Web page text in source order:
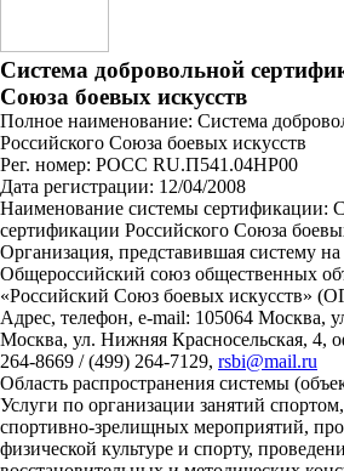
Система добровольной
Союза боевых искусств
Полное наименование: Система
Российского Союза боевых искусств
Рег. номер: РОСС RU.П541.04НР00
Дата регистрации: 12/04/2008
Наименование системы сертификации:
сертификации Российского Союза
Организация, представившая систему
Общероссийский союз общественных
«Российский Союз боевых искусств»
Адрес, телефон, e-mail: 105064 Москва,
Москва, ул. Нижняя Красносельская, 4,
264-8669 / (499) 264-7129, rsbi@mail.ru
Область распространения системы
Услуги по организации занятий
спортивно-зрелищных мероприятий,
физической культуре и спорту,